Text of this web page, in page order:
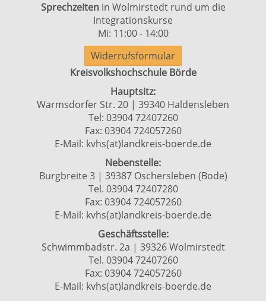
Sprechzeiten in Wolmirstedt rund um die
Integrationskurse
Mi: 11:00 - 14:00
Widerrufsformular
Kreisvolkshochschule Börde
Hauptsitz:
Warmsdorfer Str. 20 | 39340 Haldensleben
Tel: 03904 72407260
Fax: 03904 724057260
E-Mail: kvhs(at)landkreis-boerde.de
Nebenstelle:
Burgbreite 3 | 39387 Oschersleben (Bode)
Tel. 03904 72407280
Fax: 03904 724057260
E-Mail: kvhs(at)landkreis-boerde.de
Geschäftsstelle:
Schwimmbadstr. 2a | 39326 Wolmirstedt
Tel. 03904 72407260
Fax: 03904 724057260
E-Mail: kvhs(at)landkreis-boerde.de